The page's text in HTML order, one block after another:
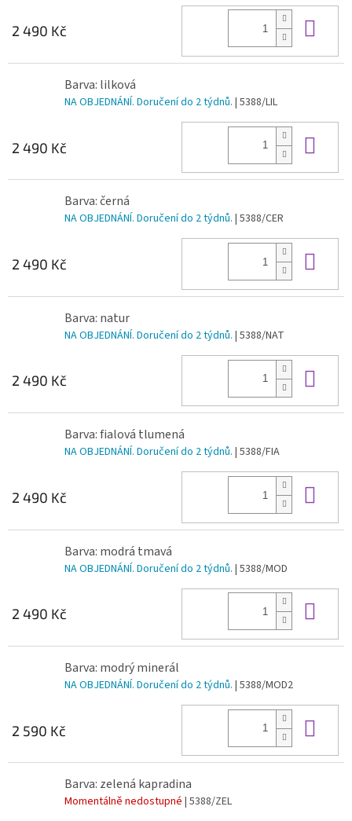
2 490 Kč
Barva: lilková
NA OBJEDNÁNÍ. Doručení do 2 týdnů. | 5388/LIL
2 490 Kč
Barva: černá
NA OBJEDNÁNÍ. Doručení do 2 týdnů. | 5388/CER
2 490 Kč
Barva: natur
NA OBJEDNÁNÍ. Doručení do 2 týdnů. | 5388/NAT
2 490 Kč
Barva: fialová tlumená
NA OBJEDNÁNÍ. Doručení do 2 týdnů. | 5388/FIA
2 490 Kč
Barva: modrá tmavá
NA OBJEDNÁNÍ. Doručení do 2 týdnů. | 5388/MOD
2 490 Kč
Barva: modrý minerál
NA OBJEDNÁNÍ. Doručení do 2 týdnů. | 5388/MOD2
2 590 Kč
Barva: zelená kapradina
Momentálně nedostupné | 5388/ZEL